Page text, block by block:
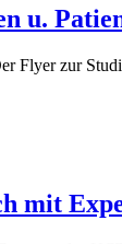
u.
Flyer zur
mit